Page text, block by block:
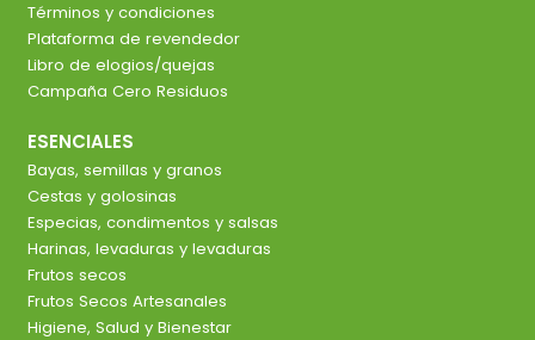
Términos y condiciones
Plataforma de revendedor
Libro de elogios/quejas
Campaña Cero Residuos
ESENCIALES
Bayas, semillas y granos
Cestas y golosinas
Especias, condimentos y salsas
Harinas, levaduras y levaduras
Frutos secos
Frutos Secos Artesanales
Higiene, Salud y Bienestar